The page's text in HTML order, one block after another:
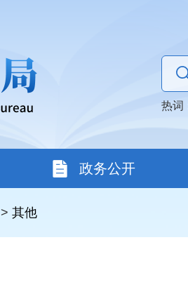
热词
政务公开
> 其他